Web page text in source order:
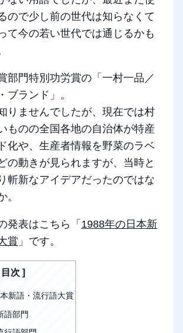
ので少し前の世代は知らなくて
て今の若い世代では通じるかも
部門特別功労賞の「一村一品／
ブランド」。
りませんでしたが、現在では村
ものの全国各地の自治体が特産
化や、生産者情報を野菜のラベ
の動きが見られますが、当時と
斬新なアイデアだったのではな
。
発表はこちら「 1988年の日本新
賞 」です。
目次
新語・流行語大賞
語部門